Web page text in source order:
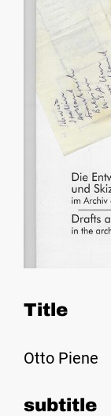
Title
Otto Piene
subtitle